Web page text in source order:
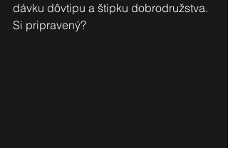
dávku dôvtipu a štipku dobrodružstva.
Si pripravený?